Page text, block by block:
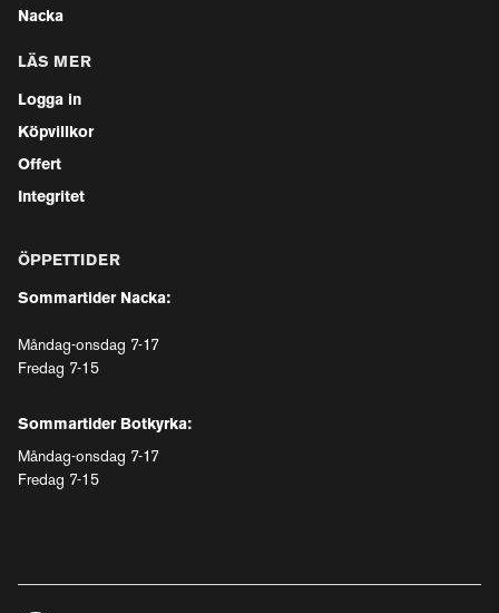
Nacka
LÄS MER
Logga in
Köpvillkor
Offert
Integritet
ÖPPETTIDER
Sommartider Nacka:
Måndag-onsdag 7-17
Fredag 7-15
Sommartider Botkyrka:
Måndag-onsdag 7-17
Fredag 7-15